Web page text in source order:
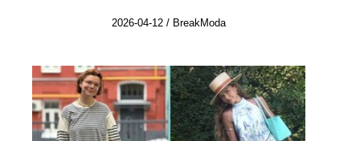
2026-04-12 / BreakModa